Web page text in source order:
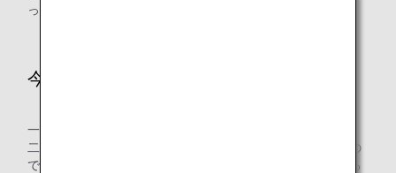
っていただいたこともありました。
今後の展望は？
一つ目は取り扱っていただく小売業者を増やしていくこと、
二つ目は、今はスーパーなどでイベント的に販売しているの
ですが、そのイベント回数を増やし日常的に販売していける